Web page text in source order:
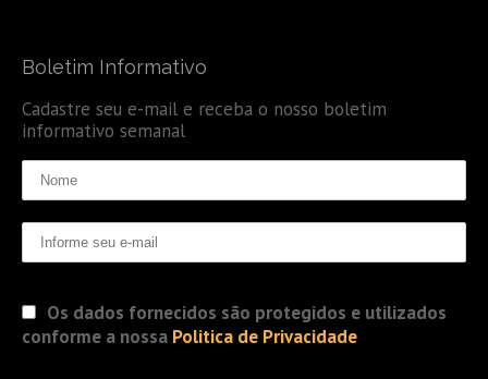
Boletim Informativo
Cadastre seu e-mail e receba o nosso boletim
informativo semanal
Os dados fornecidos são protegidos e utilizados
conforme a nossa Politica de Privacidade